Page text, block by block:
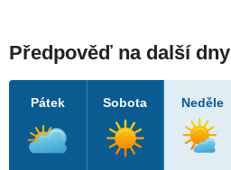
Předpověď na další dny
Pátek Sobota Neděle